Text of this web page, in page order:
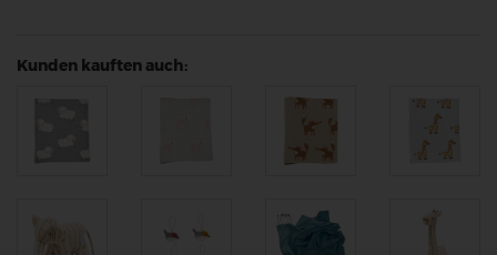
Kunden kauften auch: